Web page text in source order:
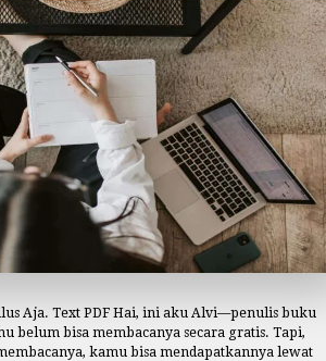
Aja. Text PDF Hai, ini aku Alvi—penulis buku
belum bisa membacanya secara gratis. Tapi,
kamu bisa mendapatkannya lewat